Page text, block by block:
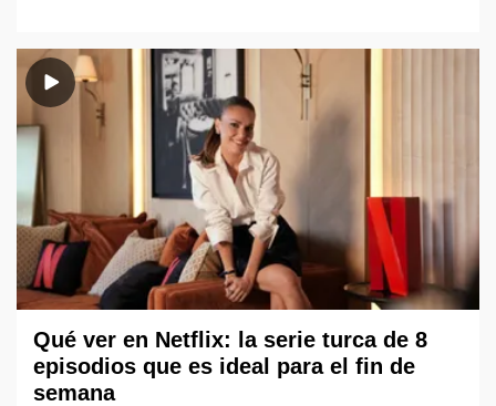
Qué ver en Netflix: la serie turca de 8
episodios que es ideal para el fin de
semana